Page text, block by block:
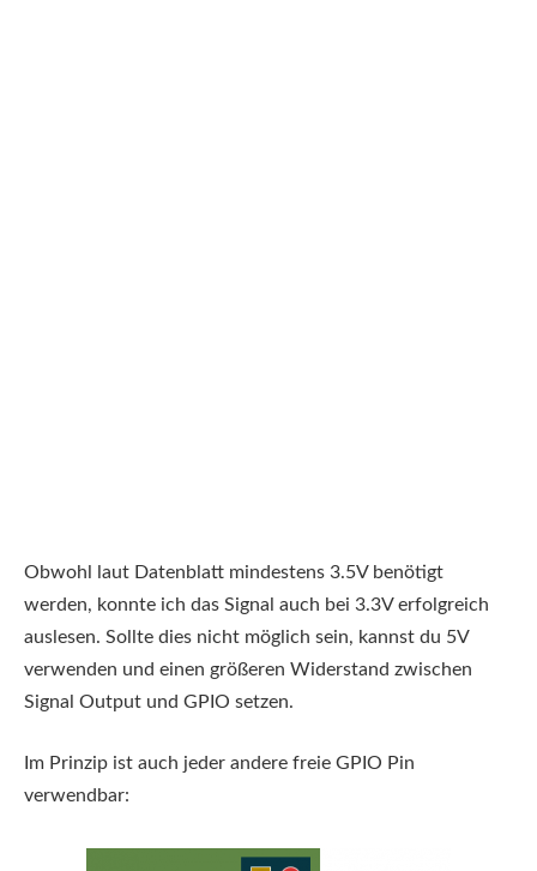
Obwohl laut Datenblatt mindestens 3.5V benötigt
werden, konnte ich das Signal auch bei 3.3V erfolgreich
auslesen. Sollte dies nicht möglich sein, kannst du 5V
verwenden und einen größeren Widerstand zwischen
Signal Output und GPIO setzen.
Im Prinzip ist auch jeder andere freie GPIO Pin
verwendbar: